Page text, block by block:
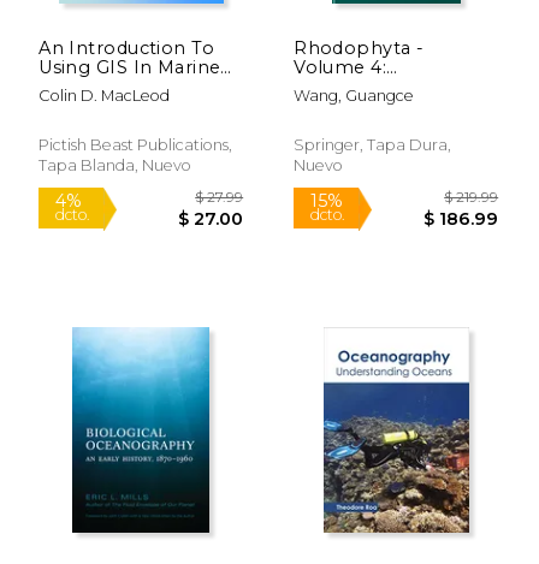
15%
dcto. $ 68.85
15%
dcto.
An Introduction To
Using GIS In Marine
Biology:
Supplementary
Investigating Home
Ranges Of Individual
Colin D. MacLeod
Pictish Beast Publications,
Tapa Blanda, Nuevo
Rhodophyta -
Volume 4:
Sporolithales,
Corallinales and
Inglés)
Wang, Guangce
Springer, Tapa Dura,
Nuevo